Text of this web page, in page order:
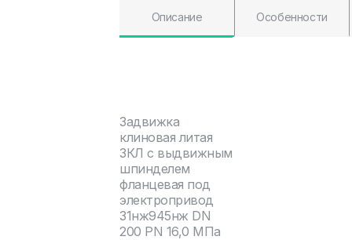
Описание Особенности
Задвижка
клиновая литая
ЗКЛ с выдвижным
шпинделем
фланцевая под
электропривод
31нж945нж DN
200 PN 16,0 МПа